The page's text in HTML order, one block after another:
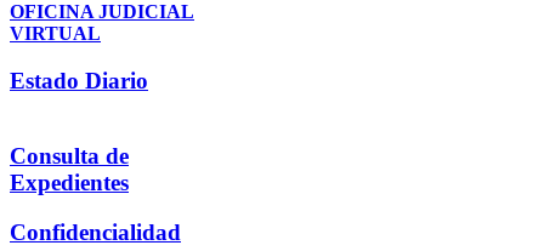
OFICINA JUDICIAL
VIRTUAL
Estado Diario
Consulta de
Expedientes
Confidencialidad